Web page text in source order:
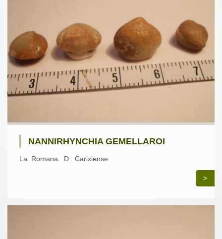
NANNIRHYNCHIA GEMELLAROI
La Romana D Carixiense
>